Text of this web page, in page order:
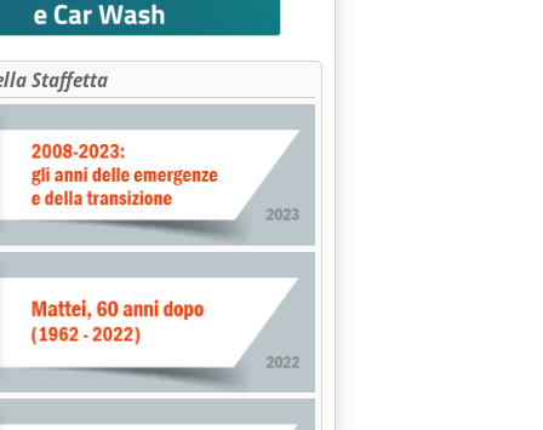
affrontare e gli errori da evitare'
Staffetta